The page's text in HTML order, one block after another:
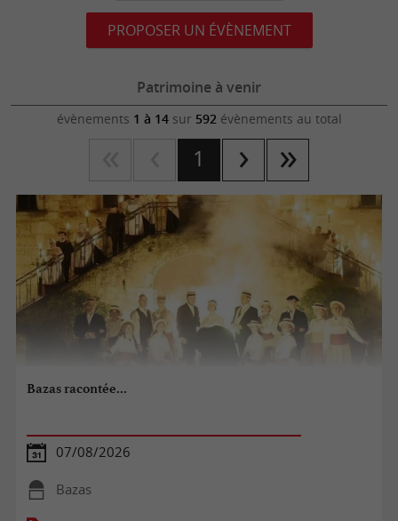
PROPOSER UN ÉVÈNEMENT
Patrimoine à venir
évènements 1 à 14sur 592évènements au total
1
Bazas racontée...
07/08/2026
Bazas